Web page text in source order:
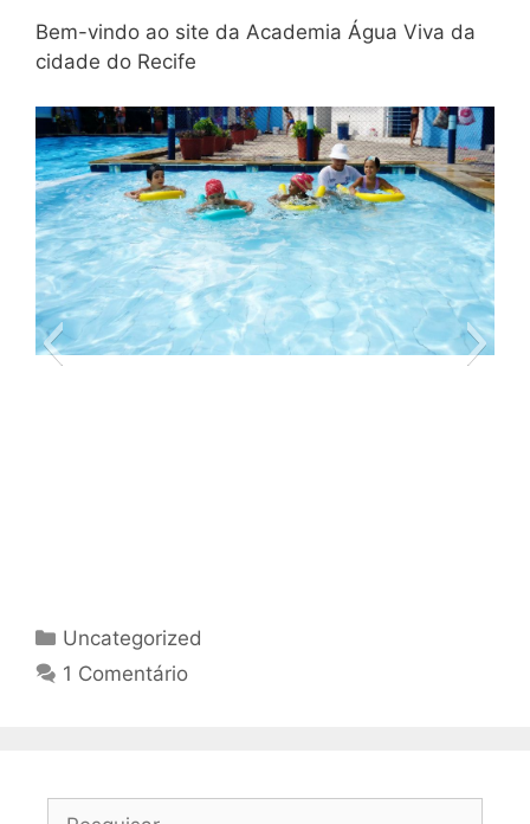
Bem-vindo ao site da Academia Água Viva da
cidade do Recife
Categorias
Uncategorized
1 Comentário
Pesquisar